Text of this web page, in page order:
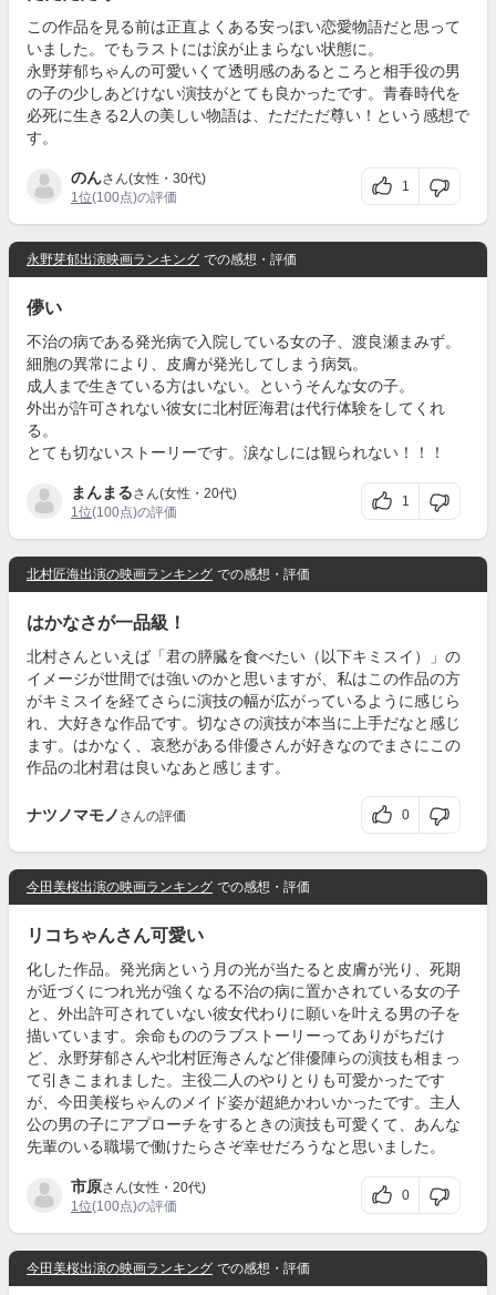
この作品を見る前は正直よくある安っぽい恋愛物語だと思って
いました。でもラストには涙が止まらない状態に。
永野芽郁ちゃんの可愛いくて透明感のあるところと相手役の男
の子の少しあどけない演技がとても良かったです。青春時代を
必死に生きる2人の美しい物語は、ただただ尊い！という感想で
す。
のんさん(女性・30代)
1位(100点)の評価
1
永野芽郁出演映画ランキング での感想・評価
儚い
不治の病である発光病で入院している女の子、渡良瀬まみず。
細胞の異常により、皮膚が発光してしまう病気。
成人まで生きている方はいない。というそんな女の子。
外出が許可されない彼女に北村匠海君は代行体験をしてくれ
る。
とても切ないストーリーです。涙なしには観られない！！！
まんまるさん(女性・20代)
1位(100点)の評価
1
北村匠海出演の映画ランキング での感想・評価
はかなさが一品級！
北村さんといえば「君の膵臓を食べたい（以下キミスイ）」の
イメージが世間では強いのかと思いますが、私はこの作品の方
がキミスイを経てさらに演技の幅が広がっているように感じら
れ、大好きな作品です。切なさの演技が本当に上手だなと感じ
ます。はかなく、哀愁がある俳優さんが好きなのでまさにこの
作品の北村君は良いなあと感じます。
ナツノマモノ さんの評価 0
今田美桜出演の映画ランキング での感想・評価
リコちゃんさん可愛い
化した作品。発光病という月の光が当たると皮膚が光り、死期
が近づくにつれ光が強くなる不治の病に置かされている女の子
と、外出許可されていない彼女代わりに願いを叶える男の子を
描いています。余命もののラブストーリーってありがちだけ
ど、永野芽郁さんや北村匠海さんなど俳優陣らの演技も相まっ
て引きこまれました。主役二人のやりとりも可愛かったです
が、今田美桜ちゃんのメイド姿が超絶かわいかったです。主人
公の男の子にアプローチをするときの演技も可愛くて、あんな
先輩のいる職場で働けたらさぞ幸せだろうなと思いました。
市原さん(女性・20代)
1位(100点)の評価
0
今田美桜出演の映画ランキング での感想・評価